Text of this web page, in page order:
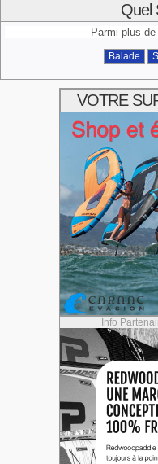
Quel
Parmi plus
Balade
VOTRE
Info